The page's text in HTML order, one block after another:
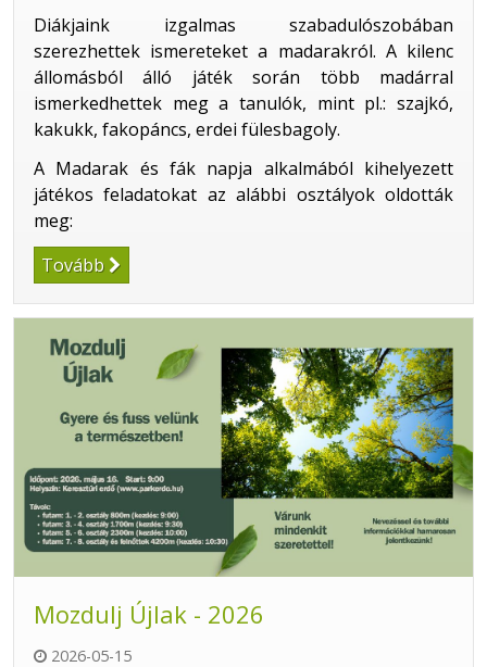
Diákjaink izgalmas szabadulószobában
szerezhettek ismereteket a madarakról. A kilenc
állomásból álló játék során több madárral
ismerkedhettek meg a tanulók, mint pl.: szajkó,
kakukk, fakopáncs, erdei fülesbagoly.
A Madarak és fák napja alkalmából kihelyezett
játékos feladatokat az alábbi osztályok oldották
meg:
Tovább
Mozdulj Újlak - 2026
2026-05-15